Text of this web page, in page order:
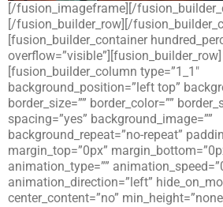
[/fusion_imageframe][/
[/fusion_builder_row][/
[fusion_builder_container
overflow=”visible”][fusion_builder_row]
[fusion_builder_column type=”1_1″
background_position=”left top”
border_size=”” border_color=””
spacing=”yes” background_image=””
background_repeat=”no-repeat”
margin_top=”0px”
animation_type=””
animation_direction=”left”
center_content=”no”